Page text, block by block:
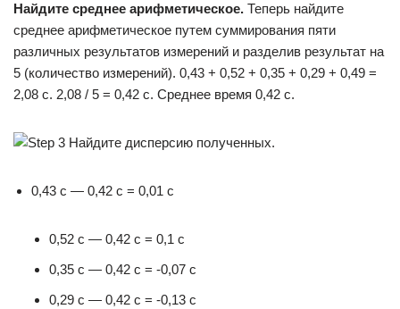
Найдите среднее арифметическое. Теперь найдите
среднее арифметическое путем суммирования пяти
различных результатов измерений и разделив результат на
5 (количество измерений). 0,43 + 0,52 + 0,35 + 0,29 + 0,49 =
2,08 с. 2,08 / 5 = 0,42 с. Среднее время 0,42 с.
0,43 с — 0,42 с = 0,01 с
0,52 с — 0,42 с = 0,1 с
0,35 с — 0,42 с = -0,07 с
0,29 с — 0,42 с = -0,13 с